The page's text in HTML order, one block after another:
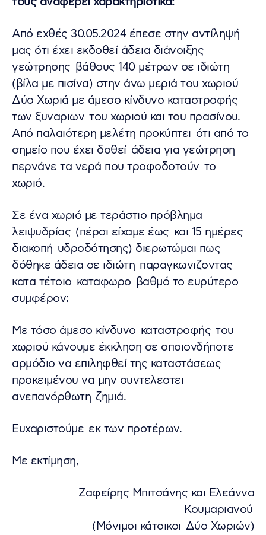
Από εχθές 30.05.2024 έπεσε στην αντίληψή
μας ότι έχει εκδοθεί άδεια διάνοιξης
γεώτρησης βάθους 140 μέτρων σε ιδιώτη
(βίλα με πισίνα) στην άνω μεριά του χωριού
Δύο Χωριά με άμεσο κίνδυνο καταστροφής
των ξυναριων του χωριού και του πρασίνου.
Από παλαιότερη μελέτη προκύπτει ότι από το
σημείο που έχει δοθεί άδεια για γεώτρηση
περνάνε τα νερά που τροφοδοτούν το
χωριό.
Σε ένα χωριό με τεράστιο πρόβλημα
λειψυδρίας (πέρσι είχαμε έως και 15 ημέρες
διακοπή υδροδότησης) διερωτώμαι πως
δόθηκε άδεια σε ιδιώτη παραγκωνιζοντας
κατα τέτοιο καταφωρο βαθμό το ευρύτερο
συμφέρον;
Με τόσο άμεσο κίνδυνο καταστροφής του
χωριού κάνουμε έκκληση σε οποιονδήποτε
αρμόδιο να επιληφθεί της καταστάσεως
προκειμένου να μην συντελεστει
ανεπανόρθωτη ζημιά.
Ευχαριστούμε εκ των προτέρων.
Με εκτίμηση,
Ζαφείρης Μπιτσάνης και Ελεάννα
Κουμαριανού
(Μόνιμοι κάτοικοι Δύο Χωριών)